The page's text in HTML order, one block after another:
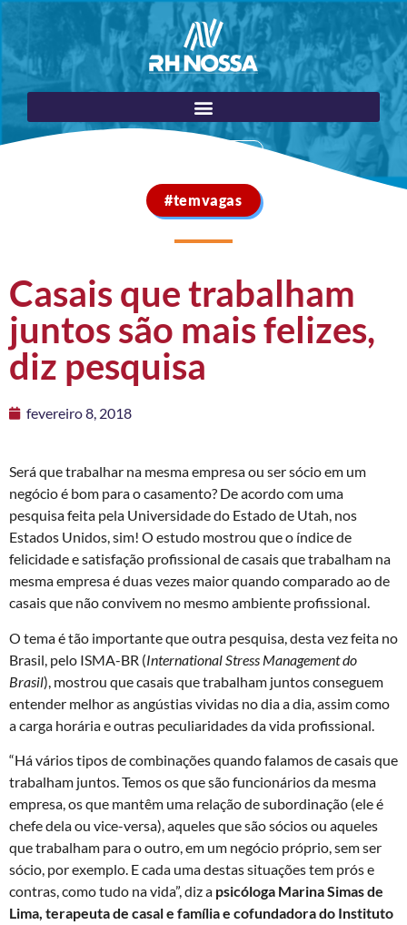
#temvagas
Casais que trabalham
juntos são mais felizes,
diz pesquisa
fevereiro 8, 2018
Será que trabalhar na mesma empresa ou ser sócio em um
negócio é bom para o casamento? De acordo com uma
pesquisa feita pela Universidade do Estado de Utah, nos
Estados Unidos, sim! O estudo mostrou que o índice de
felicidade e satisfação profissional de casais que trabalham na
mesma empresa é duas vezes maior quando comparado ao de
casais que não convivem no mesmo ambiente profissional.
O tema é tão importante que outra pesquisa, desta vez feita no
Brasil, pelo ISMA-BR (International Stress Management do
Brasil), mostrou que casais que trabalham juntos conseguem
entender melhor as angústias vividas no dia a dia, assim como
a carga horária e outras peculiaridades da vida profissional.
“Há vários tipos de combinações quando falamos de casais que
trabalham juntos. Temos os que são funcionários da mesma
empresa, os que mantêm uma relação de subordinação (ele é
chefe dela ou vice-versa), aqueles que são sócios ou aqueles
que trabalham para o outro, em um negócio próprio, sem ser
sócio, por exemplo. E cada uma destas situações tem prós e
contras, como tudo na vida”, diz a psicóloga Marina Simas de
Lima, terapeuta de casal e família e cofundadora do Instituto